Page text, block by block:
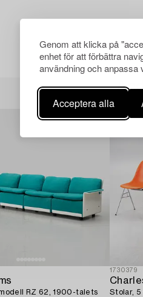
Genom att klicka på
enhet för att förbättra
användning och anpassa
Acceptera alla
RZ 62, 1900-talets
1730379
Stolar, 5